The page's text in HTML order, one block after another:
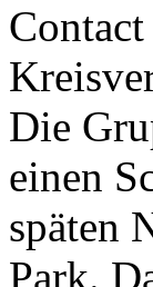
Die
einen
späten
Park.